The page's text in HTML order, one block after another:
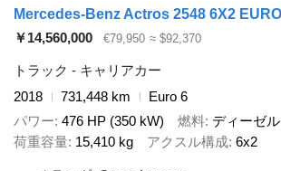
￥14,560,000 €79,950 ≈ $92,370
トラック - キャリアカー
2018
731,448 km
Euro 6
パワー 476 HP (350 kW) 燃料 ディーゼル
荷重容量 15,410 kg アクスル構成 6x2